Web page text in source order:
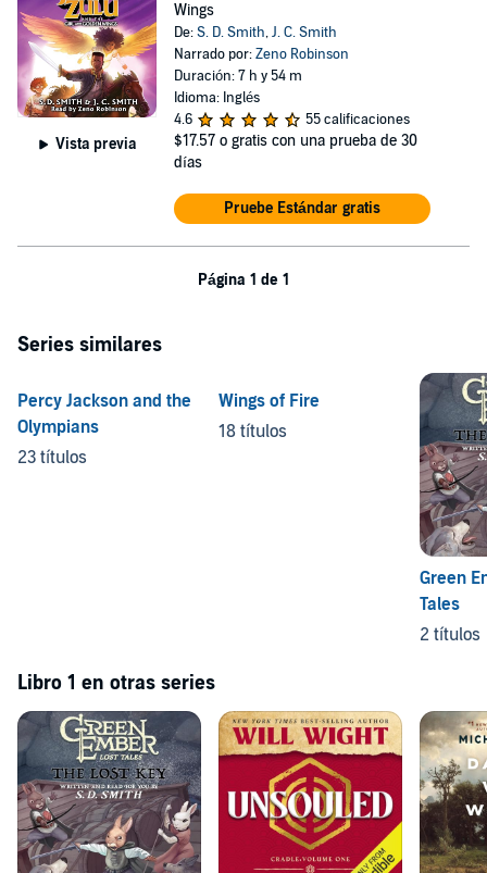
Vista previa
Wings
De:S. D. Smith,J. C. Smith
Narrado por:Zeno Robinson
Duración: 7 h y 54 m
Idioma: Inglés
4.6
55 calificaciones
$17.57 o gratis con una prueba de 30
días
Pruebe Estándar gratis
Página 1 de 1
Series similares
Percy Jackson and the
Olympians
23 títulos
Wings of Fire
18 títulos
Green
Tales
2 títulos
Libro 1 en otras series